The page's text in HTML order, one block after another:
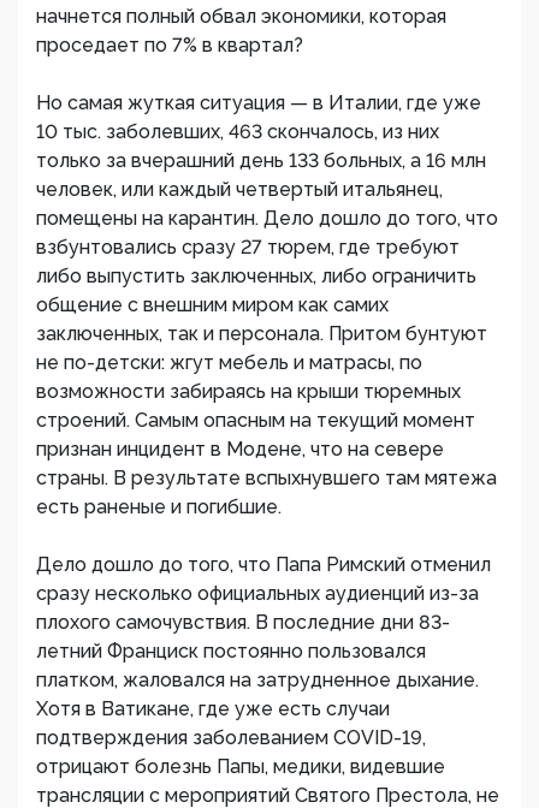
начнется полный обвал экономики, которая
проседает по 7% в квартал?
Но самая жуткая ситуация — в Италии, где уже
10 тыс. заболевших, 463 скончалось, из них
только за вчерашний день 133 больных, а 16 млн
человек, или каждый четвертый итальянец,
помещены на карантин. Дело дошло до того, что
взбунтовались сразу 27 тюрем, где требуют
либо выпустить заключенных, либо ограничить
общение с внешним миром как самих
заключенных, так и персонала. Притом бунтуют
не по-детски: жгут мебель и матрасы, по
возможности забираясь на крыши тюремных
строений. Самым опасным на текущий момент
признан инцидент в Модене, что на севере
страны. В результате вспыхнувшего там мятежа
есть раненые и погибшие.
Дело дошло до того, что Папа Римский отменил
сразу несколько официальных аудиенций из-за
плохого самочувствия. В последние дни 83-
летний Франциск постоянно пользовался
платком, жаловался на затрудненное дыхание.
Хотя в Ватикане, где уже есть случаи
подтверждения заболеванием COVID-19,
отрицают болезнь Папы, медики, видевшие
трансляции с мероприятий Святого Престола, не